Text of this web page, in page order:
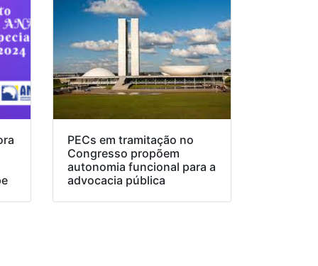
PECs em tramitação no
Congresso propõem
autonomia funcional para a
advocacia pública